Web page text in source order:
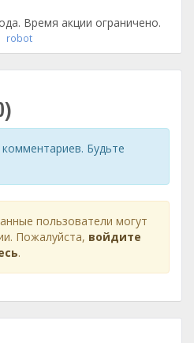
Время акции ограничено.
robot
Будьте
пользователи могут
Пожалуйста, войдите
.